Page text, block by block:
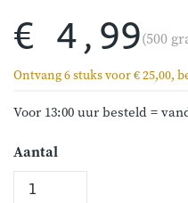
€ 4,99(500
Ontvang 6 stuks voor € 25,00,
Voor 13:00 uur besteld =
Aantal